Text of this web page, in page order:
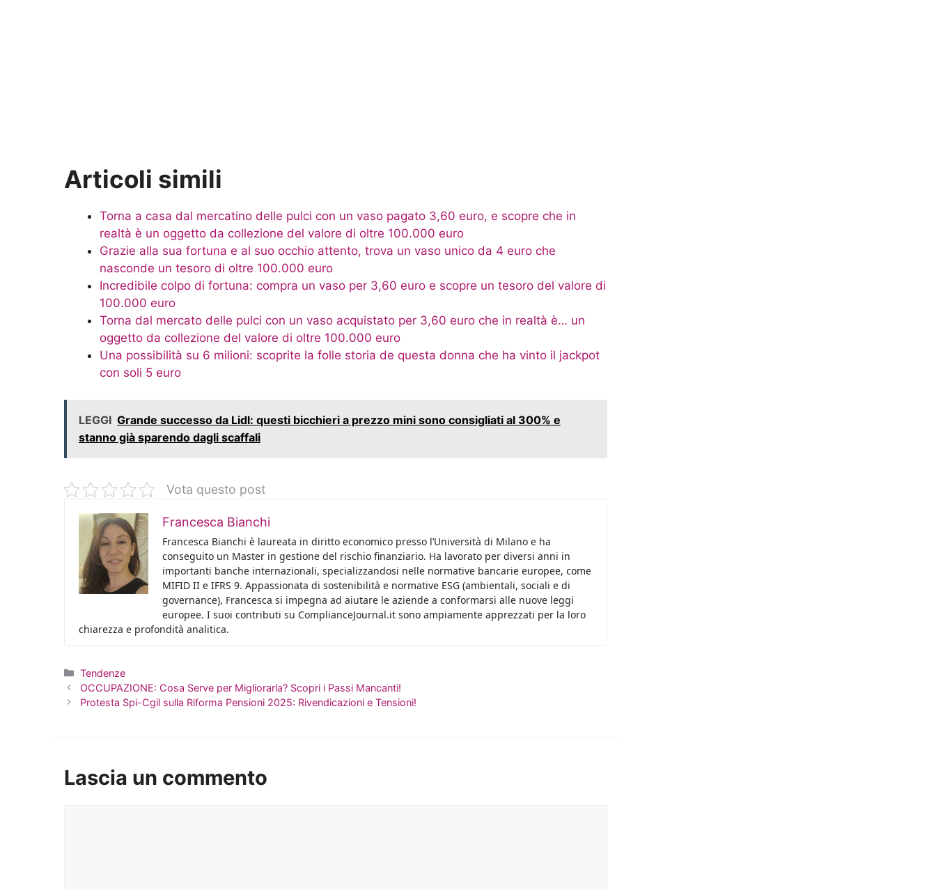
Articoli simili
Torna a casa dal mercatino delle pulci con un vaso pagato 3,60 euro, e scopre che in
realtà è un oggetto da collezione del valore di oltre 100.000 euro
Grazie alla sua fortuna e al suo occhio attento, trova un vaso unico da 4 euro che
nasconde un tesoro di oltre 100.000 euro
Incredibile colpo di fortuna: compra un vaso per 3,60 euro e scopre un tesoro del valore di
100.000 euro
Torna dal mercato delle pulci con un vaso acquistato per 3,60 euro che in realtà è… un
oggetto da collezione del valore di oltre 100.000 euro
Una possibilità su 6 milioni: scoprite la folle storia de questa donna che ha vinto il jackpot
con soli 5 euro
LEGGI Grande successo da Lidl: questi bicchieri a prezzo mini sono consigliati al 300% e
stanno già sparendo dagli scaffali
Vota questo post
Francesca Bianchi
Francesca Bianchi è laureata in diritto economico presso l’Università di Milano e ha
conseguito un Master in gestione del rischio finanziario. Ha lavorato per diversi anni in
importanti banche internazionali, specializzandosi nelle normative bancarie europee, come
MIFID II e IFRS 9. Appassionata di sostenibilità e normative ESG (ambientali, sociali e di
governance), Francesca si impegna ad aiutare le aziende a conformarsi alle nuove leggi
europee. I suoi contributi su ComplianceJournal.it sono ampiamente apprezzati per la loro
chiarezza e profondità analitica.
Categorie
Tendenze
OCCUPAZIONE: Cosa Serve per Migliorarla? Scopri i Passi Mancanti!
Protesta Spi-Cgil sulla Riforma Pensioni 2025: Rivendicazioni e Tensioni!
Lascia un commento